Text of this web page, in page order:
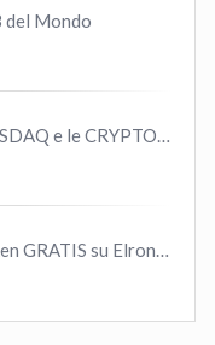
del Mondo
COINBASE COIN sul NASDAQ e le CRYPTO volano!
Come ottenere MEX Token GRATIS su Elrond ?